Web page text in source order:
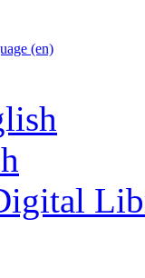
(en)